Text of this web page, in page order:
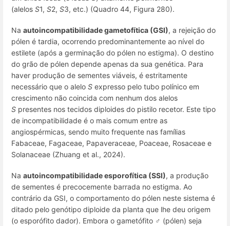
(alelos S1, S2, S3, etc.) (Quadro 44, Figura 280).
Na autoincompatibilidade gametofítica (GSI), a rejeição do
pólen é tardia, ocorrendo predominantemente ao nível do
estilete (após a germinação do pólen no estigma). O destino
do grão de pólen depende apenas da sua genética. Para
haver produção de sementes viáveis, é estritamente
necessário que o alelo S expresso pelo tubo polínico em
crescimento não coincida com nenhum dos alelos
S presentes nos tecidos diploides do pistilo recetor. Este tipo
de incompatibilidade é o mais comum entre as
angiospérmicas, sendo muito frequente nas famílias
Fabaceae, Fagaceae, Papaveraceae, Poaceae, Rosaceae e
Solanaceae (Zhuang et al., 2024).
Na autoincompatibilidade esporofítica (SSI), a produção
de sementes é precocemente barrada no estigma. Ao
contrário da GSI, o comportamento do pólen neste sistema é
ditado pelo genótipo diploide da planta que lhe deu origem
(o esporófito dador). Embora o gametófito ♂ (pólen) seja